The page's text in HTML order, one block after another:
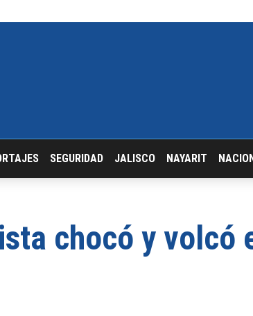
SEGURIDAD JALISCO NAYARIT
chocó y volcó